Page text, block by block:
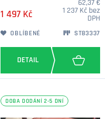
1 497 Kč
62,37 €
1 237 Kč bez
DPH
OBLÍBENÉ ST83337
DOBA DODÁNÍ 2-5 DNÍ